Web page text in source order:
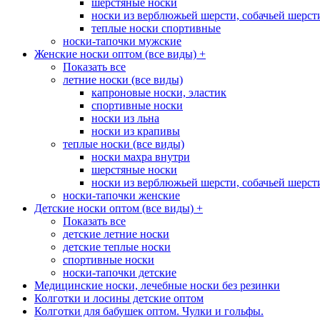
шерстяные носки
носки из верблюжьей шерсти, собачьей
теплые носки спортивные
носки-тапочки мужские
Женские носки оптом (все виды) +
Показать все
летние носки (все виды)
капроновые носки, эластик
спортивные носки
носки из льна
носки из крапивы
теплые носки (все виды)
носки махра внутри
шерстяные носки
носки из верблюжьей шерсти, собачьей
носки-тапочки женские
Детские носки оптом (все виды) +
Показать все
детские летние носки
детские теплые носки
спортивные носки
носки-тапочки детские
Медицинские носки, лечебные носки без резинки
Колготки и лосины детские оптом
Колготки для бабушек оптом. Чулки и гольфы.